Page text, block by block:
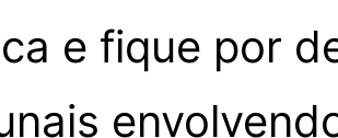
e fique por